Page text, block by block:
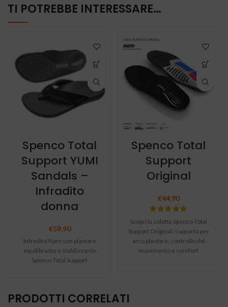
TI POTREBBE INTERESSARE…
Spenco Total
Support YUMI
Sandals –
Infradito
donna
€59,90
Infradito Yumi con plantare
equilibrante e stabilizzante
Spenco Total Support
Spenco Total
Support
Original
€44,90
Scopri la soletta Spenco Total
Support Original: supporto per
arco plantare, controllo del
movimento e comfort
PRODOTTI CORRELATI